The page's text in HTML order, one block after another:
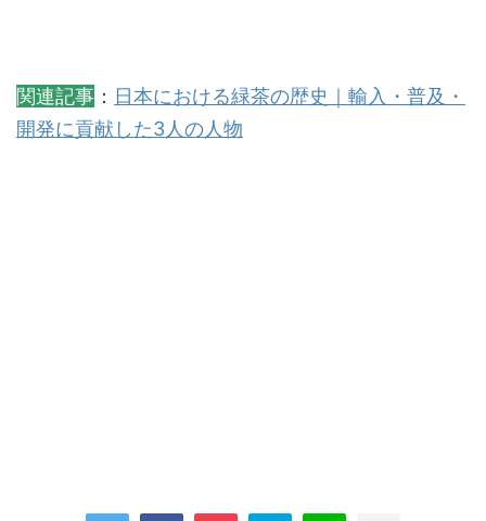
関連記事 ： 日本における緑茶の歴史｜輸入・普及・
開発に貢献した3人の人物